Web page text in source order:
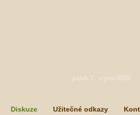
Diskuze Užitečné odkazy